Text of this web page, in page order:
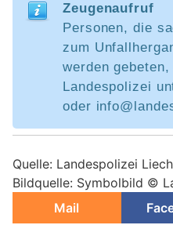
Zeugenaufruf
Personen, die
zum
werden
Landespolizei
oder
Quelle: Landespolizei
Bildquelle: Symbolbild ©
Mail